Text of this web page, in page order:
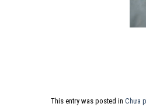
This entry was posted in Chưa